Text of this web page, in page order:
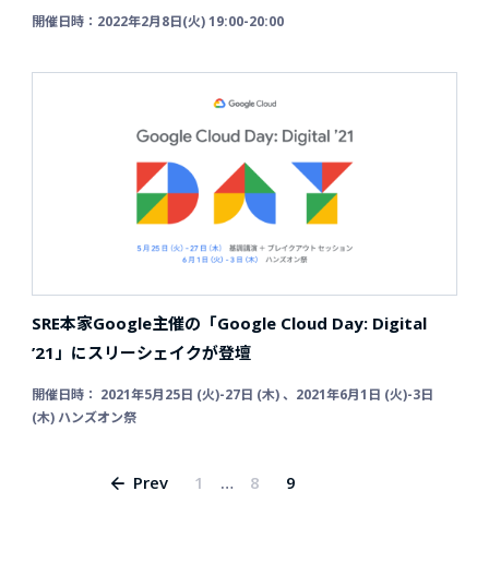
開催日時：2022年2⽉8⽇(⽕) 19:00-20:00
SRE本家Google主催の「Google Cloud Day: Digital
’21」にスリーシェイクが登壇
開催日時： 2021年5月25日 (火)-27日 (木) 、2021年6月1日 (火)-3日
(木) ハンズオン祭
Prev 1 … 8 9